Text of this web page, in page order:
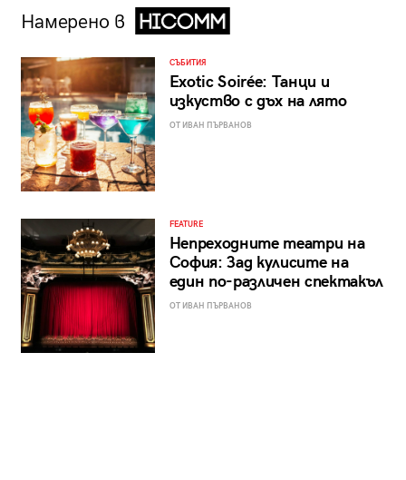
Намерено в
СЪБИТИЯ
Exotic Soirée: Танци и
изкуство с дъх на лято
ОТ ИВАН ПЪРВАНОВ
FEATURE
Непреходните театри на
София: Зад кулисите на
един по-различен спектакъл
ОТ ИВАН ПЪРВАНОВ